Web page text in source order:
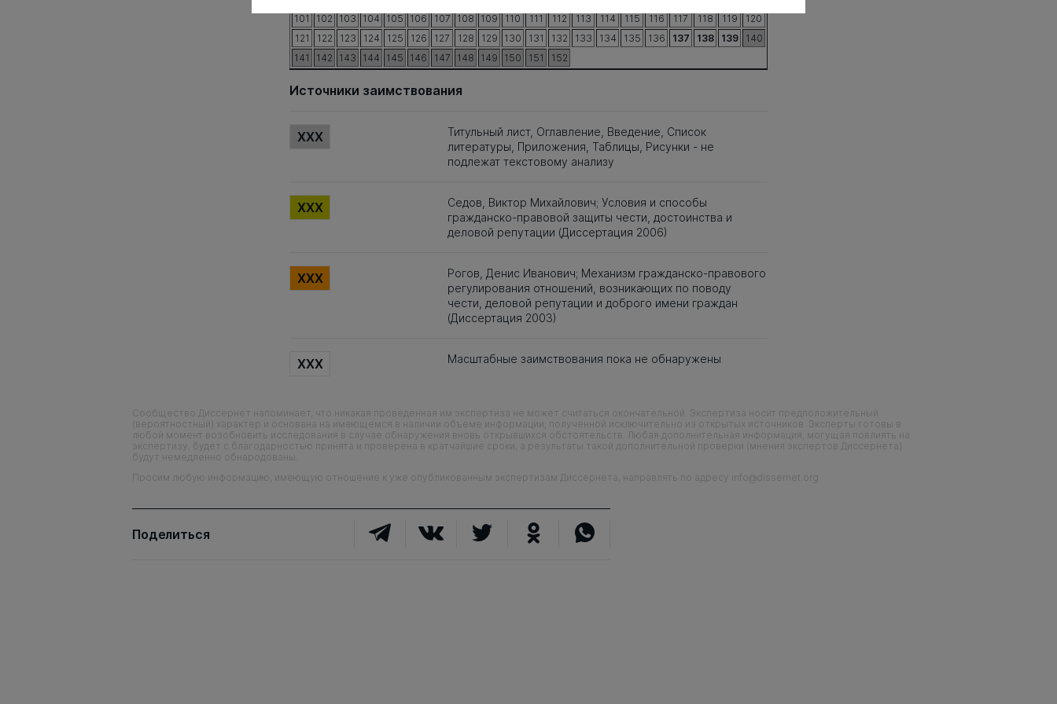
101
102 103 104 105 106 107 108 109 110 111 112 113 114 115 116 117 118 119
120
121
122 123 124 125 126 127 128 129 130 131 132 133 134 135 136 137 138 139
140
141
142 143 144 145 146 147 148 149 150 151 152
Источники заимствования
XXX
Титульный лист, Оглавление, Введение, Список
литературы, Приложения, Таблицы, Рисунки - не
подлежат текстовому анализу
XXX
Седов, Виктор Михайлович; Условия и способы
гражданско-правовой защиты чести, достоинства и
деловой репутации (Диссертация 2006)
XXX
Рогов, Денис Иванович; Механизм гражданско-правового
регулирования отношений, возникающих по поводу
чести, деловой репутации и доброго имени граждан
(Диссертация 2003)
XXX Масштабные заимствования пока не обнаружены
Сообщество Диссернет напоминает, что никакая проведенная им экспертиза не может считаться окончательной. Экспертиза носит предположительный
(вероятностный) характер и основана на имеющемся в наличии объеме информации, полученной исключительно из открытых источников. Эксперты готовы в
любой момент возобновить исследования в случае обнаружения вновь открывшихся обстоятельств. Любая дополнительная информация, могущая повлиять на
экспертизу, будет с благодарностью принята и проверена в кратчайшие сроки, а результаты такой дополнительной проверки (мнения экспертов Диссернета)
будут немедленно обнародованы.
Просим любую информацию, имеющую отношение к уже опубликованным экспертизам Диссернета, направлять по адресу info@dissernet.org
Поделиться